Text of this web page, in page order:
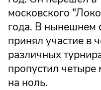
московского
года. В нынешнем
принял участие в
различных
пропустил четыре
на ноль.